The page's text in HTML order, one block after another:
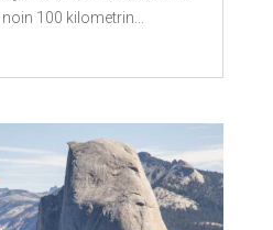
100 kilometrin...